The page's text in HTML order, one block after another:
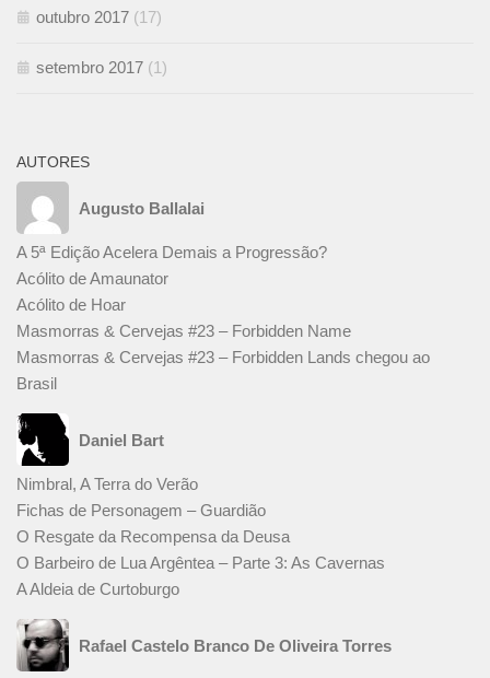
outubro 2017 (17)
setembro 2017 (1)
AUTORES
Augusto Ballalai
A 5ª Edição Acelera Demais a Progressão?
Acólito de Amaunator
Acólito de Hoar
Masmorras & Cervejas #23 – Forbidden Name
Masmorras & Cervejas #23 – Forbidden Lands chegou ao
Brasil
Daniel Bart
Nimbral, A Terra do Verão
Fichas de Personagem – Guardião
O Resgate da Recompensa da Deusa
O Barbeiro de Lua Argêntea – Parte 3: As Cavernas
A Aldeia de Curtoburgo
Rafael Castelo Branco De Oliveira Torres